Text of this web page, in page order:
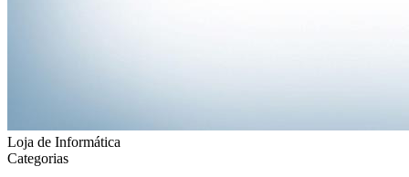
Loja de Informática
Categorias